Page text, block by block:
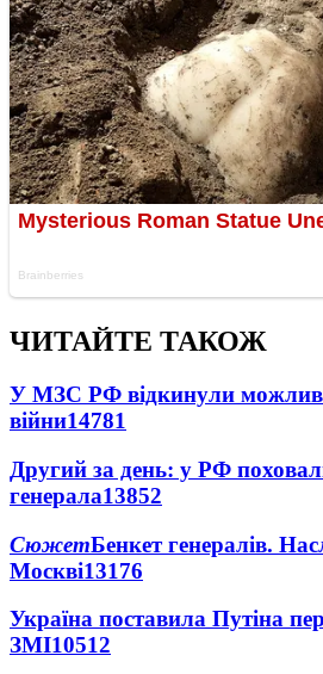
ЧИТАЙТЕ ТАКОЖ
У МЗС РФ відкинули
війни14781
Другий за день: у РФ
генерала13852
СюжетБенкет генералів.
Москві13176
Україна поставила Путіна
ЗМІ10512